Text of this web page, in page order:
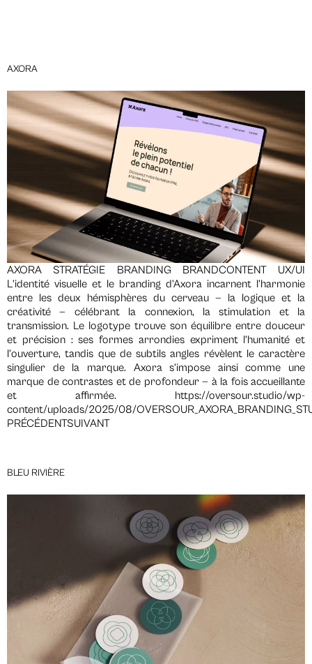
AXORA
AXORA STRATÉGIE BRANDING BRANDCONTENT UX/UI
L’identité visuelle et le branding d’Axora incarnent l’harmonie
entre les deux hémisphères du cerveau — la logique et la
créativité — célébrant la connexion, la stimulation et la
transmission. Le logotype trouve son équilibre entre douceur
et précision : ses formes arrondies expriment l’humanité et
l’ouverture, tandis que de subtils angles révèlent le caractère
singulier de la marque. Axora s’impose ainsi comme une
marque de contrastes et de profondeur — à la fois accueillante
et affirmée. https://oversour.studio/wp-
content/uploads/2025/08/
PRÉCÉDENTSUIVANT
BLEU RIVIÈRE